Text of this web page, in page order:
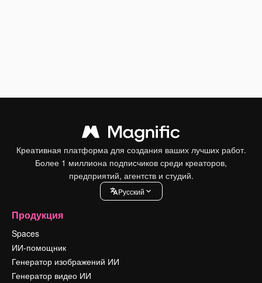
Креативная платформа для создания ваших лучших работ.
Более 1 миллиона подписчиков среди креаторов,
предприятий, агентств и студий.
Pусский
Продукция
Spaces
ИИ-помощник
Генератор изображений ИИ
Генератор видео ИИ